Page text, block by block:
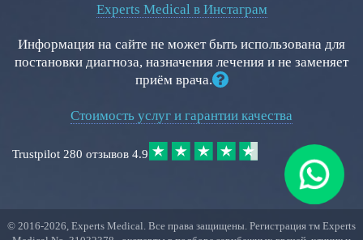
Experts Medical в Инстаграм
Информация на сайте не может быть использована для
постановки диагноза, назначения лечения и не заменяет
приём врача.
Стоимость услуг и гарантии качества
Trustpilot 280 отзывов 4.9
© 2016-2026 , Experts Medical. Все права защищены. Регистрация тм Experts